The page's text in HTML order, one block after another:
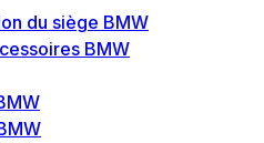
du siège BMW
BMW